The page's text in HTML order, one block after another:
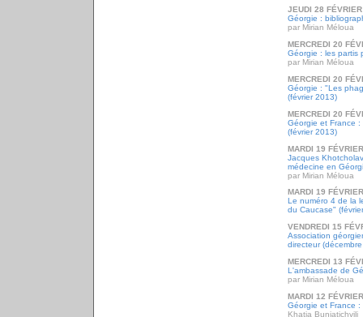
JEUDI 28
Géorgie :
par Mirian Méloua
MERCREDI 20
Géorgie : les partis
par Mirian Méloua
MERCREDI 20
Géorgie : "Les
(février 2013)
MERCREDI 20
Géorgie et France
(février 2013)
MARDI 19
Jacques
médecine en
par Mirian Méloua
MARDI 19
Le numéro 4 de la
du Caucase"
VENDREDI 15
Association
directeur
MERCREDI 13
L'ambassade de
par Mirian Méloua
MARDI 12
Géorgie et France
Khatia Buniatichvili